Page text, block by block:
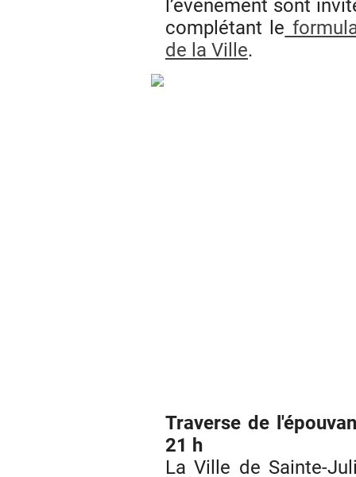
l’événement sont
complétant le
de la Ville.
Traverse de
21 h
La Ville de Sainte-